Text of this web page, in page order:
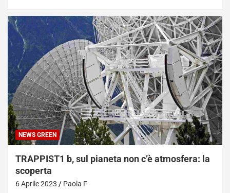
NEWS GREEN
TRAPPIST1 b, sul pianeta non c’è atmosfera: la
scoperta
6 Aprile 2023 Paola F